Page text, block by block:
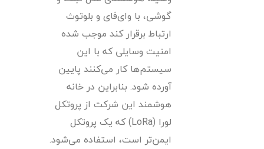
گوشی، با وای‌فای و بلوتوث
ارتباط برقرار کند موجب شده
امنیت وسایلی که با این
سیستم‌ها کار می‌کنند پایین
آورده شود. بنابراین در خانه
هوشمند این شرکت از پروتکل
لورا (LoRa) که یک پروتکل
ایمن‌تر است، استفاده می‌شود.